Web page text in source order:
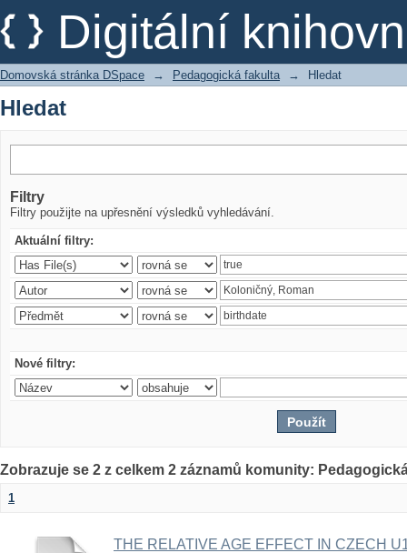
Digitální
Hledat
Domovská stránka DSpace → Pedagogická fakulta → Hledat
Hledat
Filtry
Filtry použijte na upřesnění výsledků vyhledávání.
Aktuální filtry:
Nové filtry:
Zobrazuje se 2 z celkem 2 záznamů komunity:
1
THE RELATIVE AGE EFFECT IN CZECH